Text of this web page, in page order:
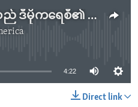
မီဒီယာလွတ်လပ်ခွင့်သည် ဒီမိုကရေစီ၏ အခြေခံအုတ်မြစ် (အမေရိကန်အစိုးရအာဘော်)
4:22
Direct link